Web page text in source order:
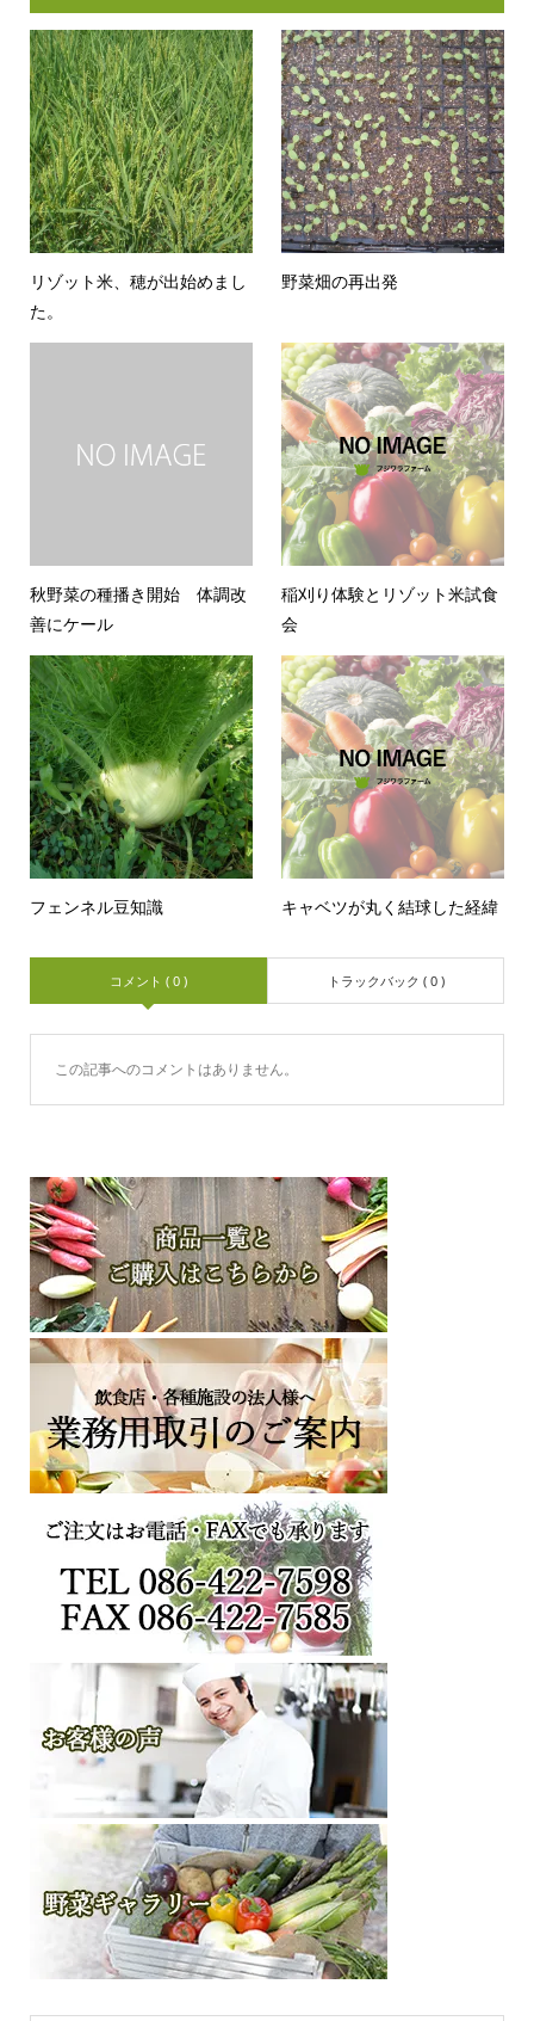
リゾット米、穂が出始めまし
た。
野菜畑の再出発
秋野菜の種播き開始 体調改
善にケール
稲刈り体験とリゾット米試食
会
フェンネル豆知識 キャベツが丸く結球した経緯
コメント ( 0 ) トラックバック ( 0 )
この記事へのコメントはありません。